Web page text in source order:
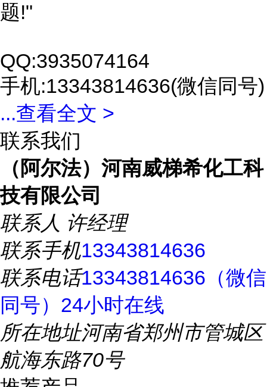
题!"
QQ:3935074164
手机:13343814636(微信同号)
...查看全文 >
联系我们
（阿尔法）河南威梯希化工科
技有限公司
联系人 许经理
联系手机13343814636
联系电话13343814636（微信
同号）24小时在线
所在地址河南省郑州市管城区
航海东路70号